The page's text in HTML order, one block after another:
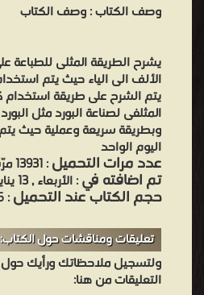
وصف الكتاب :وصف الكتاب
يشرح الطريقة المثلى للطباعة
الألف الى الياء حيث يتم
يتم الشرح على طريقة استخدام
المثلفى لصناعة البورد مثل
اليوم الواحد
عدد مرات التحميل: 13931 مرّة / مرات.
تم اضافته في: الأربعاء , 13 يناير 2016م.
حجم الكتاب عند التحميل: 56 كيلوبايت .
تعليقات ومناقشات حول الكتاب:
ولتسجيل ملاحظاتك ورأيك
التعليقات من هنا: